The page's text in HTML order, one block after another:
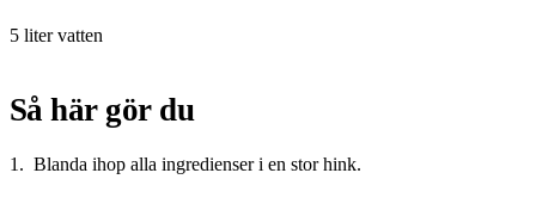
5 liter vatten
Så här gör du
1. Blanda ihop alla ingredienser i en stor hink.